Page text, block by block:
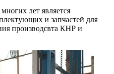
лет является
и запчастей для
производсвта КНР и